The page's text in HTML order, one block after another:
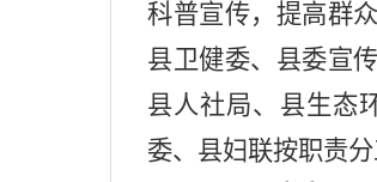
科普宣传，提高群
县卫健委、县委宣
县人社局、县生态
委、县妇联按职责分